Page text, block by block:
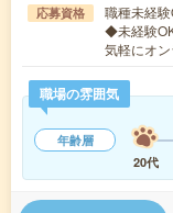
応募資格
職種未経
◆未経験
気軽にオ
職場の雰囲気
年齢層
20代